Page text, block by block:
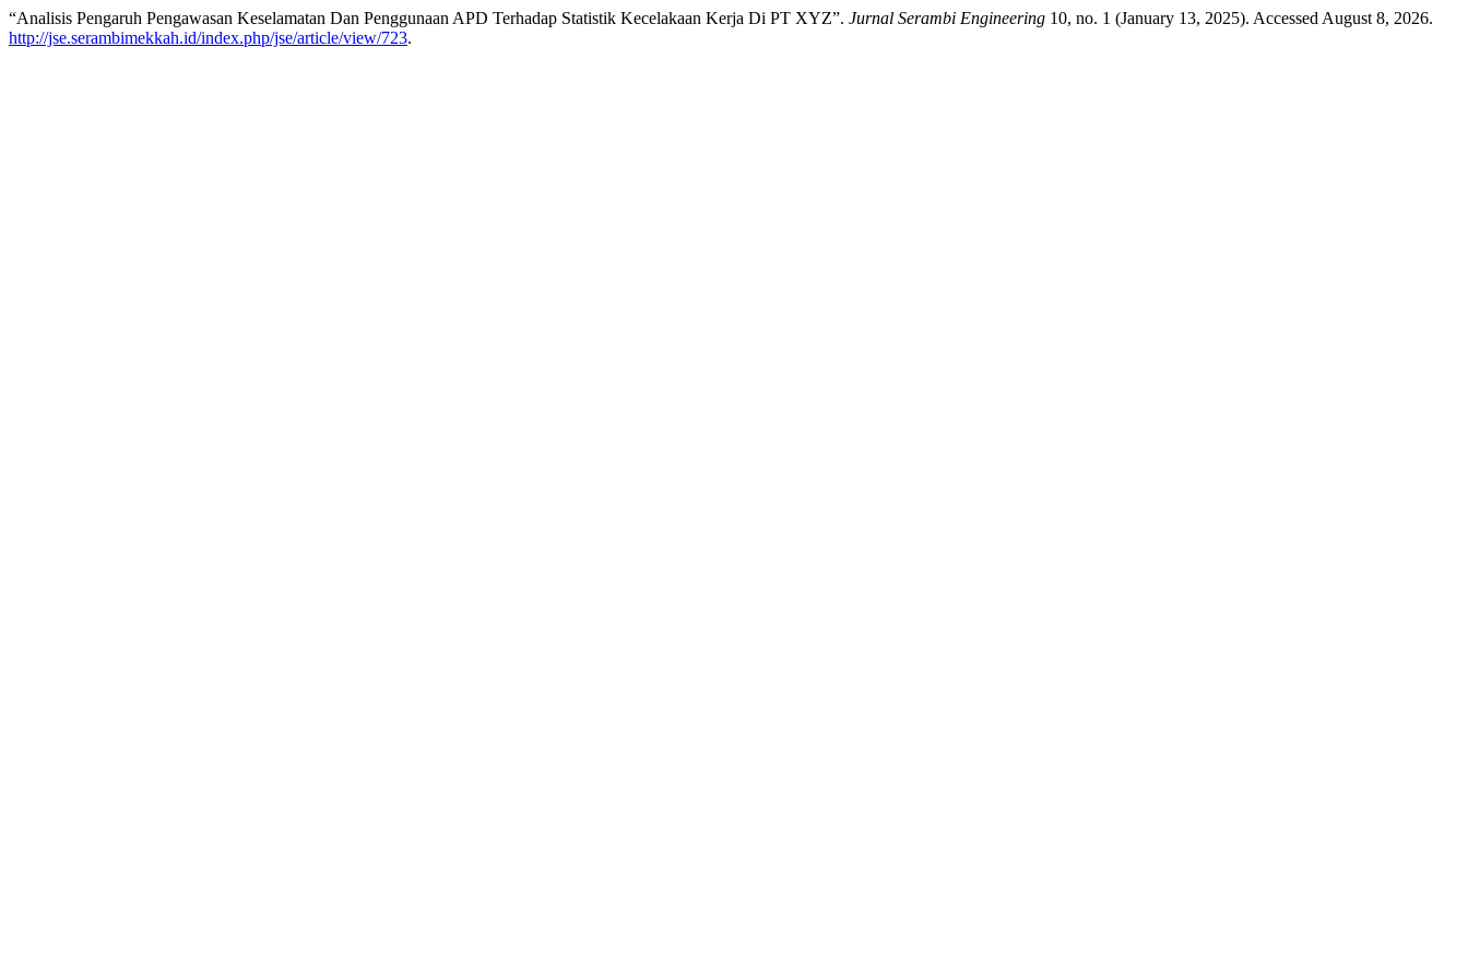
“Analisis Pengaruh Pengawasan Keselamatan Dan Penggunaan APD Terhadap Statistik Kecelakaan Kerja Di PT XYZ”. Jurnal Serambi Engineering 10, no. 1 (January 13, 2025). Accessed August 8, 2026.
http://jse.serambimekkah.id/index.php/jse/article/view/723.